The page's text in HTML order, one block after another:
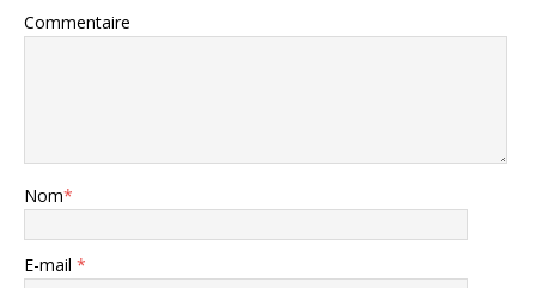
Commentaire
Nom*
E-mail *